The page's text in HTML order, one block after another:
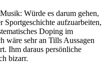
Würde es darum gehen,
aufzuarbeiten,
Doping im
wäre sehr an Tills Aussagen
Ihm daraus persönliche
bizarr.